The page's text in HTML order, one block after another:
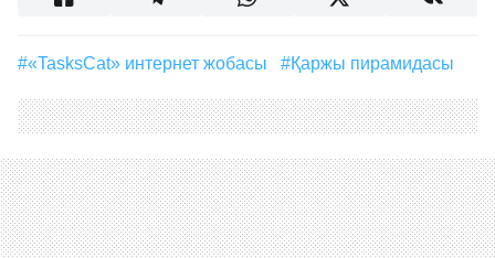
#«TasksCat» интернет жобасы #қаржы пирамидасы